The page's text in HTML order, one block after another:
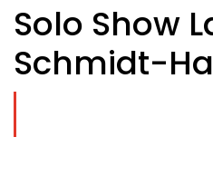
Solo Show
Schmidt-